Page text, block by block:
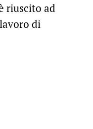
riuscito ad
di